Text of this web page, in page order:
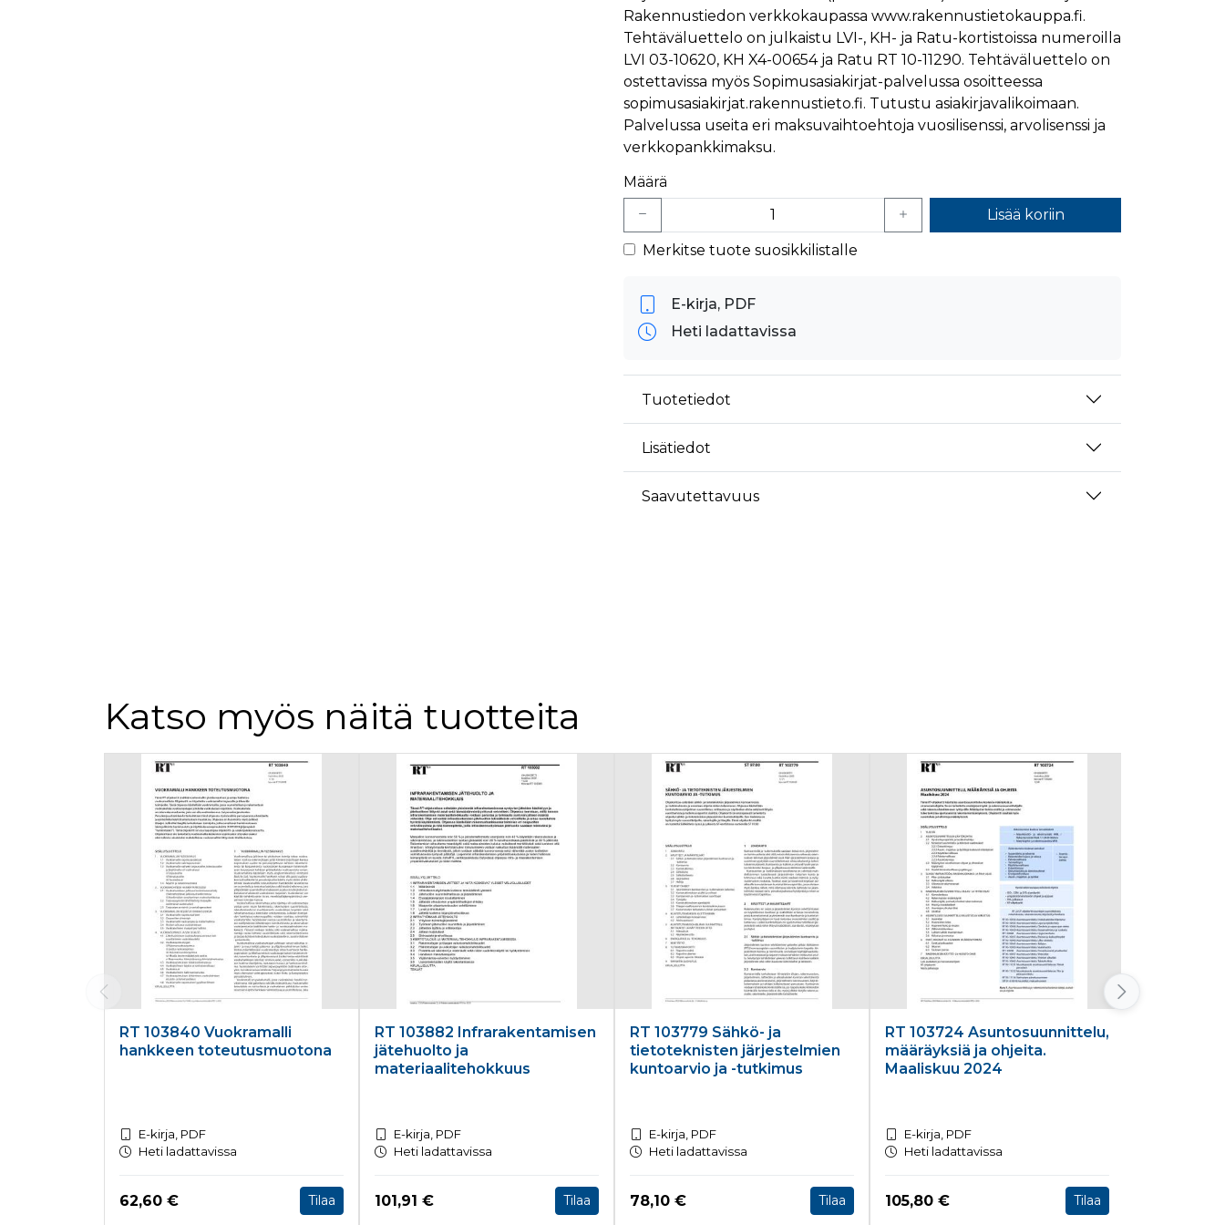
Rakennustiedon verkkokaupassa www.rakennustietokauppa.fi.
Tehtäväluettelo on julkaistu LVI-, KH- ja Ratu-kortistoissa numeroilla
LVI 03-10620, KH X4-00654 ja Ratu RT 10-11290. Tehtäväluettelo on
ostettavissa myös Sopimusasiakirjat-palvelussa osoitteessa
sopimusasiakirjat.rakennustieto.fi. Tutustu asiakirjavalikoimaan.
Palvelussa useita eri maksuvaihtoehtoja vuosilisenssi, arvolisenssi ja
verkkopankkimaksu.
Määrä
Lisää koriin
Merkitse tuote suosikkilistalle
E-kirja, PDF
Heti ladattavissa
Tuotetiedot
Lisätiedot
Saavutettavuus
Katso myös näitä tuotteita
Tuoteluettelon alku
RT 103840 Vuokramalli
hankkeen toteutusmuotona
E-kirja, PDF
Heti ladattavissa
Hinta nyt
62,60 € Tilaa
RT 103882 Infrarakentamisen
jätehuolto ja
materiaalitehokkuus
E-kirja, PDF
Heti ladattavissa
Hinta nyt
101,91 € Tilaa
RT 103779 Sähkö- ja
tietoteknisten järjestelmien
kuntoarvio ja -tutkimus
E-kirja, PDF
Heti ladattavissa
Hinta nyt
78,10 € Tilaa
RT 103724 Asuntosuunnittelu,
määräyksiä ja ohjeita.
Maaliskuu 2024
E-kirja, PDF
Heti ladattavissa
Hinta nyt
105,80 € Tilaa
Facebook käyttää toimittamaan useita mainostuotteita, kuten reaaliaikaisia tarjouksia kolmansien osapuolien mainostajilta